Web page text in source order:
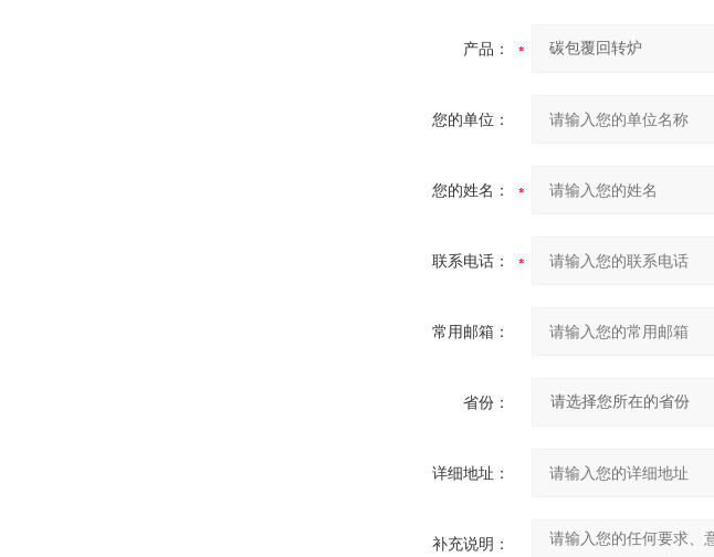
产品：
您的单位：
您的姓名：
联系电话：
常用邮箱：
省份：
详细地址：
补充说明：